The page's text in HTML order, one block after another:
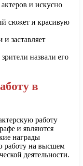
и искусно
сюжет и красивую
заставляет
назвали его
в
работу
и являются
награды
работу на высшем
деятельности.